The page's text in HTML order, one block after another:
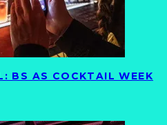
BS AS COCKTAIL WEEK